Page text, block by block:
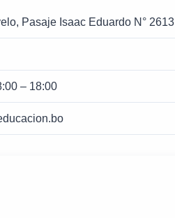
Pasaje Isaac Eduardo N° 2613
– 18:00